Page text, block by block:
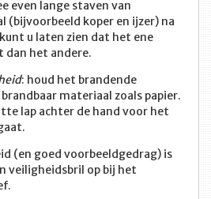
even lange staven van
(bijvoorbeeld koper en ijzer) na
u laten zien dat het ene
dan het andere.
: houd het brandende
materiaal zoals papier.
lap achter de hand voor het
(en goed voorbeeldgedrag) is
veiligheidsbril op bij het